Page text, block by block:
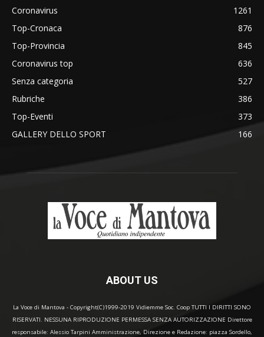
Coronavirus
1261
Top-Cronaca
876
Top-Provincia
845
Coronavirus top
636
Senza categoria
527
Rubriche
386
Top-Eventi
373
GALLERY DELLO SPORT
166
ABOUT US
La Voce di Mantova - Copyright(C)1999-2019 Vidiemme Soc. Coop TUTTI I DIRITTI SONO
RISERVATI. NESSUNA RIPRODUZIONE PERMESSA SENZA AUTORIZZAZIONE Direttore
responsabile: Alessio Tarpini Amministrazione, Direzione e Redazione: piazza Sordello,